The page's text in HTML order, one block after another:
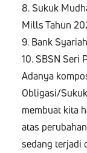
8. Sukuk
Mills Tahun
9. Bank
10. SBSN Seri
Adanya
Obligasi/
membuat kita
atas
sedang terjadi